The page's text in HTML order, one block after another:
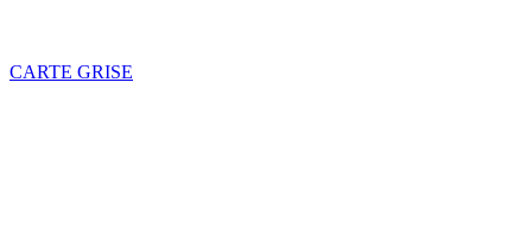
CARTE GRISE